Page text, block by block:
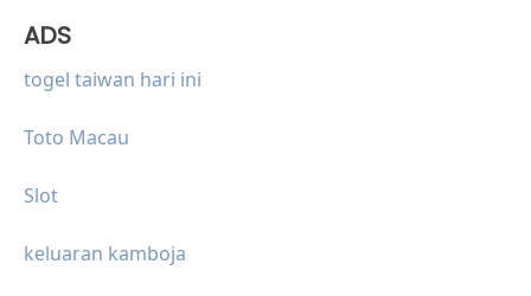
ADS
togel taiwan hari ini
Toto Macau
Slot
keluaran kamboja